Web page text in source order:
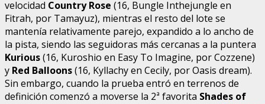
velocidad Country Rose (16, Bungle Inthejungle en
Fitrah, por Tamayuz), mientras el resto del lote se
mantenía relativamente parejo, expandido a lo ancho de
la pista, siendo las seguidoras más cercanas a la puntera
Kurious(16, Kuroshio en Easy To Imagine, por Cozzene)
y Red Balloons(16, Kyllachy en Cecily, por Oasis dream).
Sin embargo, cuando la prueba entró en terrenos de
definición comenzó a moverse la 2ª favorita Shades of